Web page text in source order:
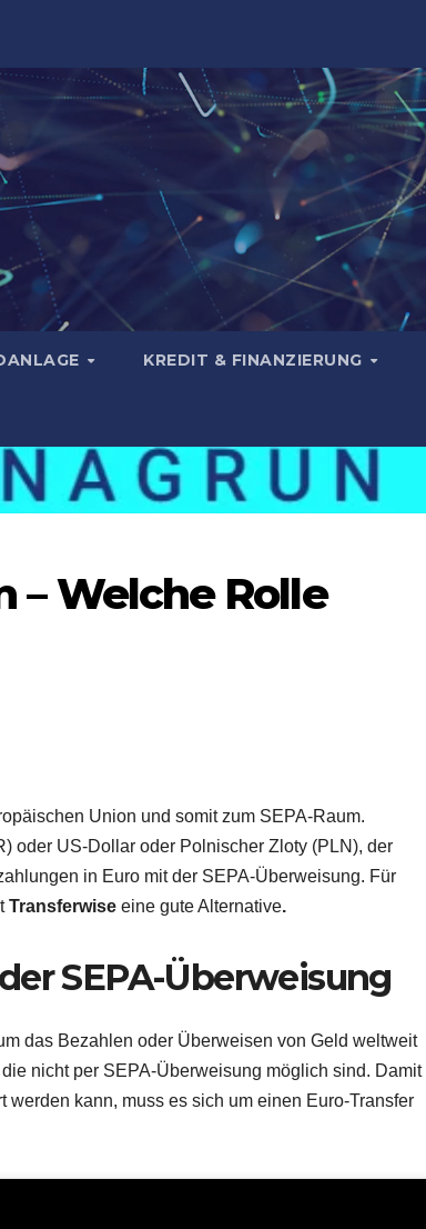
KREDIT & FINANZIERUNG
– Welche Rolle
Union und somit zum SEPA-Raum.
oder US-Dollar oder Polnischer Zloty (PLN), der
in Euro mit der SEPA-Überweisung. Für
Transferwise eine gute Alternative.
SEPA-Überweisung
das Bezahlen oder Überweisen von Geld weltweit
nicht per SEPA-Überweisung möglich sind. Damit
kann, muss es sich um einen Euro-Transfer